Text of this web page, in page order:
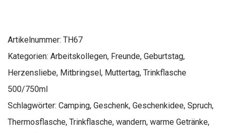
Artikelnummer: TH67
Kategorien: Arbeitskollegen, Freunde, Geburtstag,
Herzensliebe, Mitbringsel, Muttertag, Trinkflasche
500/750ml
Schlagwörter: Camping, Geschenk, Geschenkidee, Spruch,
Thermosflasche, Trinkflasche, wandern, warme Getränke,